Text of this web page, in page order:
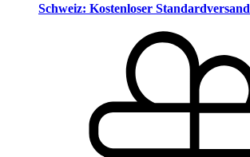
Schweiz: Kostenloser Standardversand